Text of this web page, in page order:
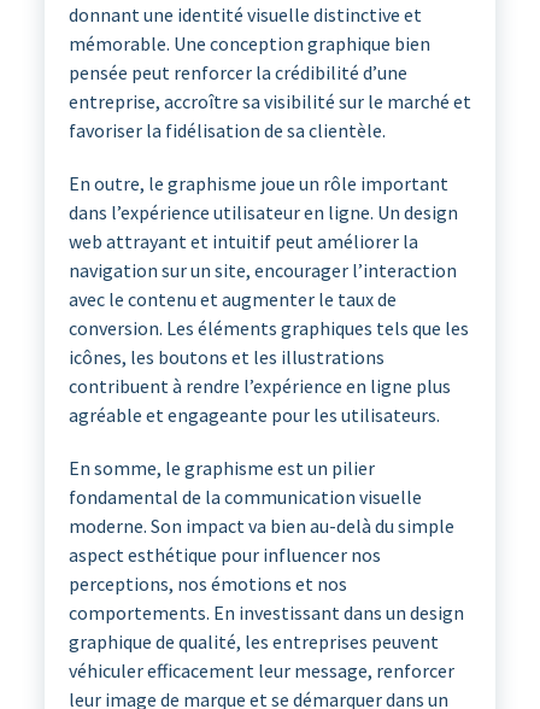
donnant une identité visuelle distinctive et
mémorable. Une conception graphique bien
pensée peut renforcer la crédibilité d’une
entreprise, accroître sa visibilité sur le marché et
favoriser la fidélisation de sa clientèle.
En outre, le graphisme joue un rôle important
dans l’expérience utilisateur en ligne. Un design
web attrayant et intuitif peut améliorer la
navigation sur un site, encourager l’interaction
avec le contenu et augmenter le taux de
conversion. Les éléments graphiques tels que les
icônes, les boutons et les illustrations
contribuent à rendre l’expérience en ligne plus
agréable et engageante pour les utilisateurs.
En somme, le graphisme est un pilier
fondamental de la communication visuelle
moderne. Son impact va bien au-delà du simple
aspect esthétique pour influencer nos
perceptions, nos émotions et nos
comportements. En investissant dans un design
graphique de qualité, les entreprises peuvent
véhiculer efficacement leur message, renforcer
leur image de marque et se démarquer dans un